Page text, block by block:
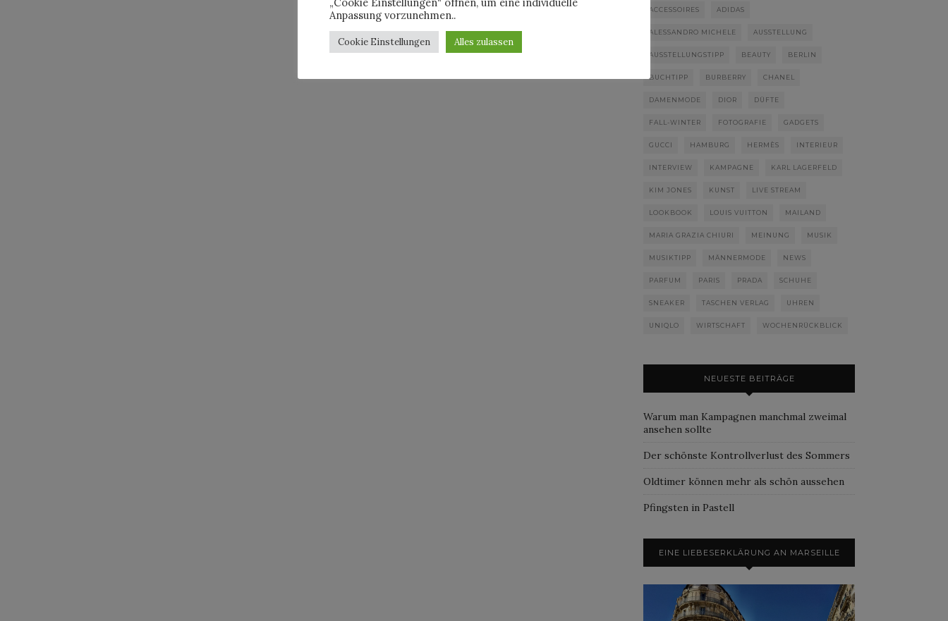
ACCESSOIRES ADIDAS
ALESSANDRO MICHELE AUSSTELLUNG
AUSSTELLUNGSTIPP BEAUTY BERLIN
BUCHTIPP BURBERRY CHANEL
DAMENMODE DIOR DÜFTE
FALL-WINTER FOTOGRAFIE GADGETS
GUCCI HAMBURG HERMÈS INTERIEUR
INTERVIEW KAMPAGNE KARL LAGERFELD
KIM JONES KUNST LIVE STREAM
LOOKBOOK LOUIS VUITTON MAILAND
MARIA GRAZIA CHIURI MEINUNG MUSIK
MUSIKTIPP MÄNNERMODE NEWS
PARFUM PARIS PRADA SCHUHE
SNEAKER TASCHEN VERLAG UHREN
UNIQLO WIRTSCHAFT WOCHENRÜCKBLICK
NEUESTE BEITRÄGE
Warum man Kampagnen manchmal zweimal
ansehen sollte
Der schönste Kontrollverlust des Sommers
Oldtimer können mehr als schön aussehen
Pfingsten in Pastell
EINE LIEBESERKLÄRUNG AN MARSEILLE
Anpassung vorzunehmen..
Cookie Einstellungen Alles zulassen